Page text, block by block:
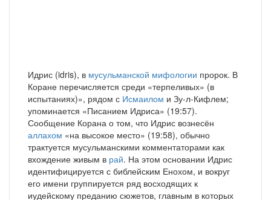
Идрис (idris), в мусульманской мифологии пророк. В
Коране перечисляется среди «терпеливых» (в
испытаниях)», рядом с Исмаилом и Зу-л-Кифлем;
упоминается «Писанием Идриса» (19:57).
Сообщение Корана о том, что Идрис вознесён
аллахом «на высокое место» (19:58), обычно
трактуется мусульманскими комментаторами как
вхождение живым в рай. На этом основании Идрис
идентифицируется с библейским Енохом, и вокруг
его имени группируется ряд восходящих к
иудейскому преданию сюжетов, главным в которых